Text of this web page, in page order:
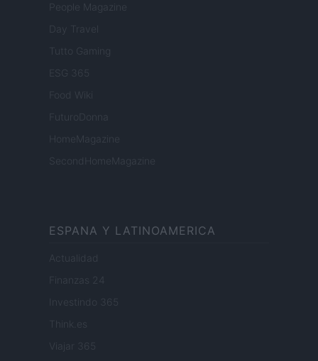
People Magazine
Day Travel
Tutto Gaming
ESG 365
Food Wiki
FuturoDonna
HomeMagazine
SecondHomeMagazine
ESPANA Y LATINOAMERICA
Actualidad
Finanzas 24
Investindo 365
Think.es
Viajar 365